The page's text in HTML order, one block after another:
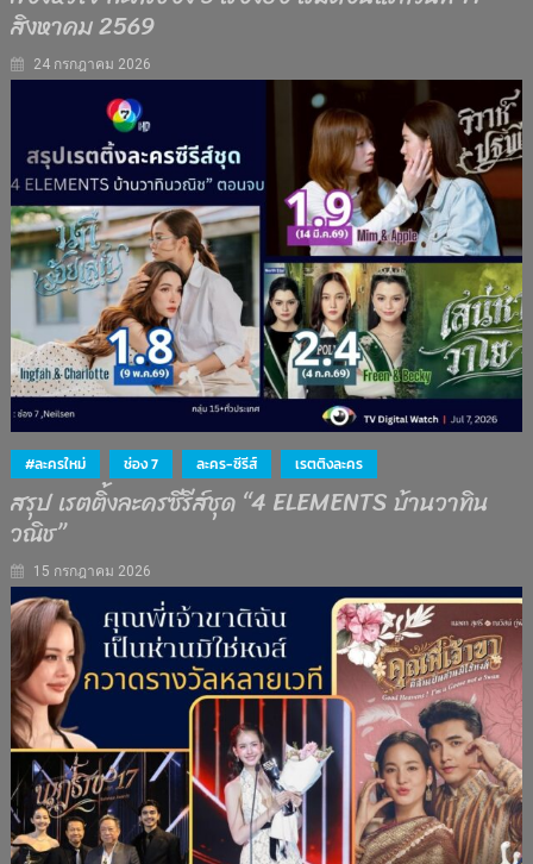
สิงหาคม 2569
24 กรกฎาคม 2026
#ละครใหม่ ช่อง 7 ละคร-ซีรีส์ เรตติงละคร
สรุป เรตติ้งละครซีรีส์ชุด “4 ELEMENTS บ้านวาทิน
วณิช”
15 กรกฎาคม 2026